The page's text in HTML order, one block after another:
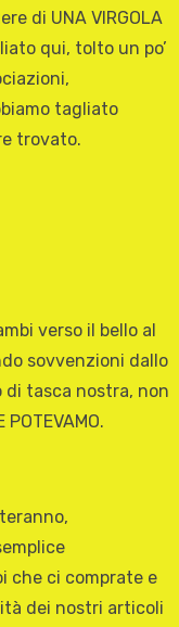
di UNA VIRGOLA
qui, tolto un po’
tagliato
trovato.
verso il bello al
sovvenzioni dallo
tasca nostra, non
che ci comprate e
dei nostri articoli